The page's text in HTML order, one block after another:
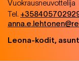
Vuokrausneuvottelija
Tel.
Leona-kodit,